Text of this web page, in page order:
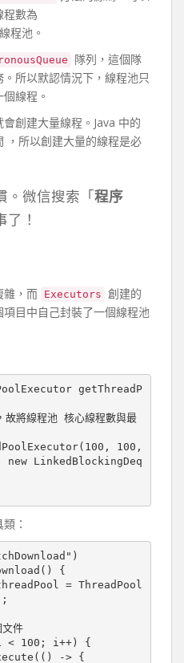
程數為
程池。
隊列，這個隊
所以默認情況下，線程池只
線程。
創建大量線程。Java 中的
，所以創建大量的線程是必
。微信搜索「程序
了！
雜，而 Executors 創建的
目中自己封裝了一個線程池
getThreadP
new LinkedBlockingDeq
：
{